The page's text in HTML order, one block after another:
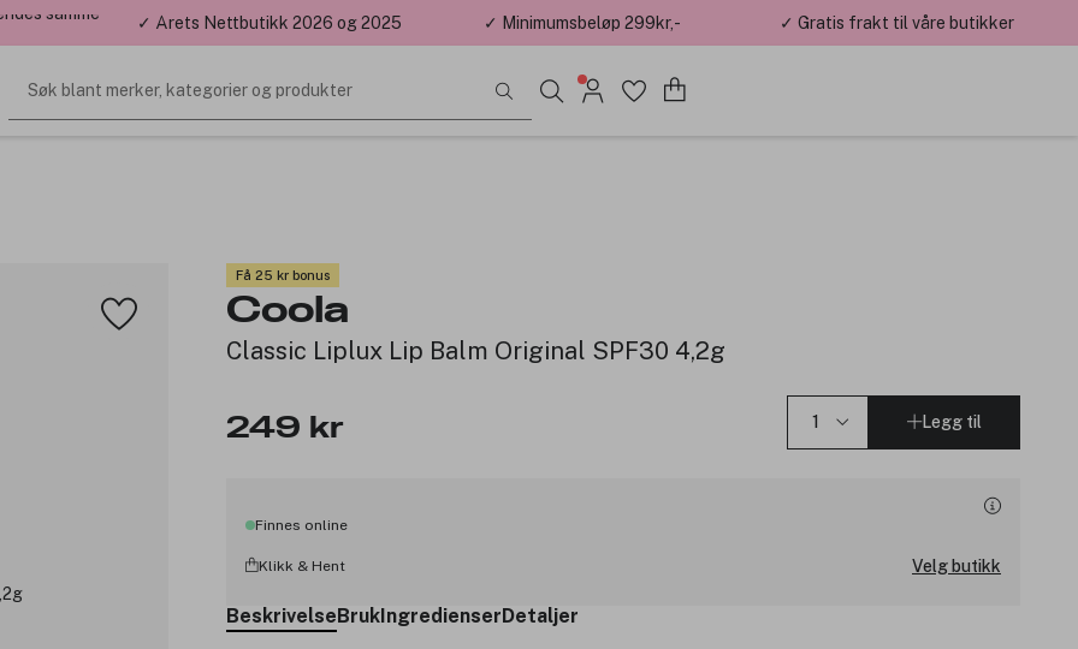
samme ✓ Årets Nettbutikk 2026 og 2025 ✓ Minimumsbeløp 299kr,- ✓ Gratis frakt til våre butikker
Søk blant merker, kategorier og produkter
Få 25 kr bonus
Coola
Classic Liplux Lip Balm Original SPF30 4,2g
249 kr Legg til
Finnes online
Klikk & Hent Velg butikk
BeskrivelseBrukIngredienserDetaljer